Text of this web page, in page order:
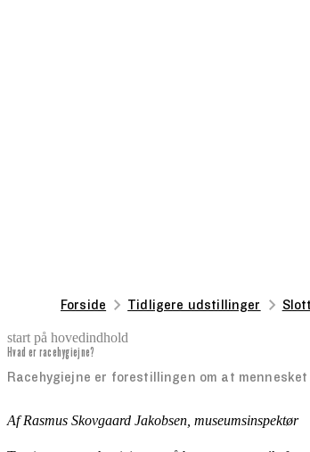
Forside Tidligere udstillinger
start på hovedindhold
Hvad er racehygiejne?
Racehygiejne er forestillingen om at
senest opdateret 29. august 2025
Af Rasmus Skovgaard Jakobsen, museumsinspektør